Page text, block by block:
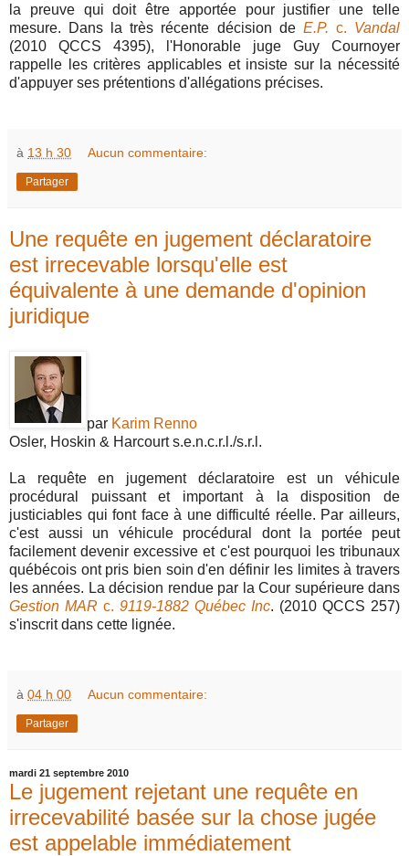
la preuve qui doit être apportée pour justifier une telle
mesure. Dans la très récente décision de E.P. c. Vandal
(2010 QCCS 4395), l'Honorable juge Guy Cournoyer
rappelle les critères applicables et insiste sur la nécessité
d'appuyer ses prétentions d'allégations précises.
à 13 h 30 Aucun commentaire:
Partager
Une requête en jugement déclaratoire
est irrecevable lorsqu'elle est
équivalente à une demande d'opinion
juridique
par Karim Renno
Osler, Hoskin & Harcourt s.e.n.c.r.l./s.r.l.
La requête en jugement déclaratoire est un véhicule
procédural puissant et important à la disposition de
justiciables qui font face à une difficulté réelle. Par ailleurs,
c'est aussi un véhicule procédural dont la portée peut
facilement devenir excessive et c'est pourquoi les tribunaux
québécois ont pris bien soin d'en définir les limites à travers
les années. La décision rendue par la Cour supérieure dans
Gestion MAR c. 9119-1882 Québec Inc. (2010 QCCS 257)
s'inscrit dans cette lignée.
à 04 h 00 Aucun commentaire:
Partager
mardi 21 septembre 2010
Le jugement rejetant une requête en
irrecevabilité basée sur la chose jugée
est appelable immédiatement